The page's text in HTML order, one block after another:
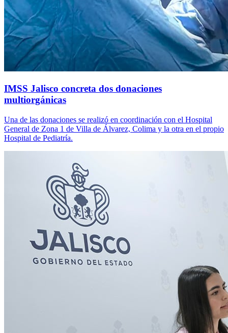
IMSS Jalisco concreta dos donaciones
multiorgánicas
Una de las donaciones se realizó en coordinación con el Hospital
General de Zona 1 de Villa de Álvarez, Colima y la otra en el propio
Hospital de Pediatría.